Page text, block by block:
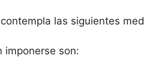
las siguientes
imponerse son: